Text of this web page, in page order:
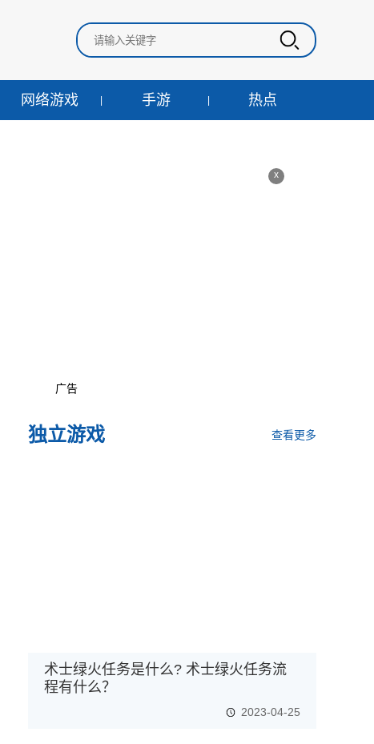
网络游戏 手游 热点
x
广告
独立游戏 查看更多
术士绿火任务是什么? 术士绿火任务流
程有什么？
2023-04-25